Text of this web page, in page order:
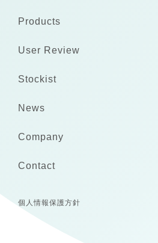
Products
User Review
Stockist
News
Company
Contact
個人情報保護方針